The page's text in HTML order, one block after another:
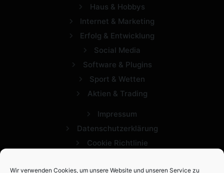
Wir verwenden Cookies, um unsere Website und unseren Service zu
Haus & Hobbys
Internet & Marketing
Erfolg & Entwicklung
Social Media
Software & Plugins
Sport & Wetten
Aktien & Trading
Impressum
Datenschutzerklärung
Cookie Richtlinie